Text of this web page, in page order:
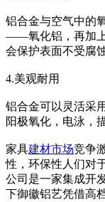
铝合金与空气中的
——氧化铝，再加上
会保护表面不受腐蚀
4.美观耐用
铝合金可以灵活采
阳极氧化，电泳，
家具建材市场竞争
性，环保性人们对
公司是一家集成开
下御徽铝艺凭借高